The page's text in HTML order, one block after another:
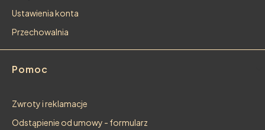
Ustawienia konta
Przechowalnia
Pomoc
Zwroty i reklamacje
Odstąpienie od umowy - formularz